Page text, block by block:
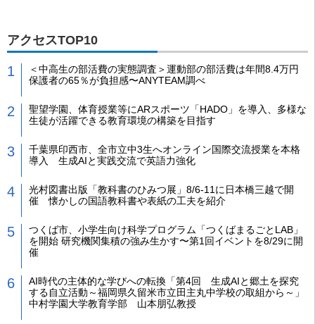
アクセスTOP10
＜中高生の部活費の実態調査＞運動部の部活費は年間8.4万円
保護者の65％が負担感〜ANYTEAM調べ
聖望学園、体育授業等にARスポーツ「HADO」を導入、多様な
生徒が活躍できる教育環境の構築を目指す
千葉県印西市、全市立中3生へオンライン国際交流授業を本格
導入 生成AIと実践交流で英語力強化
光村図書出版「教科書のひみつ展」8/6-11に日本橋三越で開
催 懐かしの国語教科書や表紙の工夫を紹介
つくば市、小学生向け科学プログラム「つくばまるごとLAB」
を開始 研究機関集積の強み生かす〜第1回イベントを8/29に開
催
AI時代の主体的な学びへの転換「第4回 生成AIと郷土を探究
する自立活動～福岡県久留米市立田主丸中学校の取組から～」
中村学園大学教育学部 山本朋弘教授